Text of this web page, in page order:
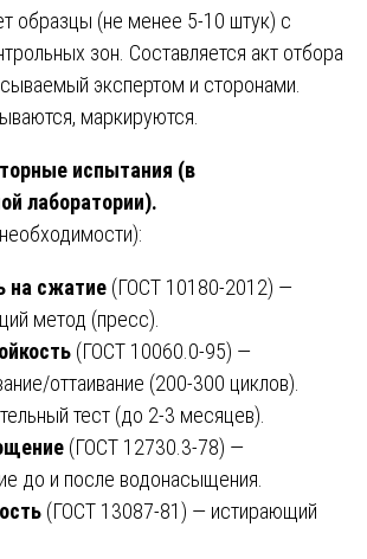
образцы (не менее 5-10 штук) с
зон. Составляется акт отбора
экспертом и сторонами.
маркируются.
испытания (в
лаборатории).
на сжатие (ГОСТ 10180-2012) —
метод (пресс).
(ГОСТ 10060.0-95) —
оттаивание (200-300 циклов).
тест (до 2-3 месяцев).
(ГОСТ 12730.3-78) —
до и после водонасыщения.
(ГОСТ 13087-81) — истирающий